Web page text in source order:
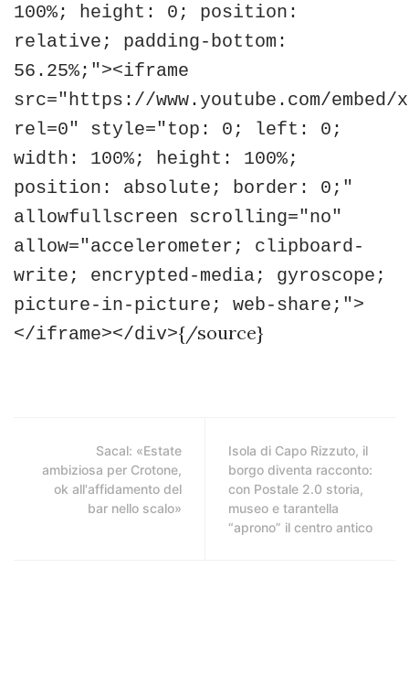
100%; height: 0; position:
relative; padding-bottom:
56.25%;"><iframe
src="https://www.youtube.com/embed/
rel=0" style="top: 0; left: 0;
width: 100%; height: 100%;
position: absolute; border: 0;"
allowfullscreen scrolling="no"
allow="accelerometer; clipboard-
write; encrypted-media; gyroscope;
picture-in-picture; web-share;">
</iframe></div>{/source}
Sacal: «Estate
ambiziosa per Crotone,
ok all'affidamento del
bar nello scalo»
Isola di Capo Rizzuto, il
borgo diventa racconto:
con Postale 2.0 storia,
museo e tarantella
“aprono” il centro antico